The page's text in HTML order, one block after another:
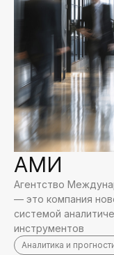
АМИ
Агентство
— это компания
системой
инструментов
Аналитика и